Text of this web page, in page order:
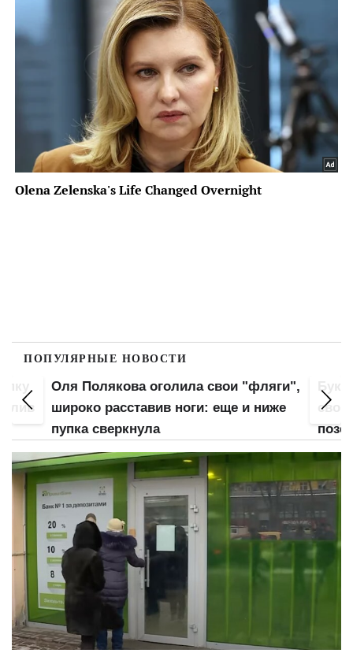
ПОПУЛЯРНЫЕ НОВОСТИ
Оля Полякова оголила свои "фляги",
широко расставив ноги: еще и ниже
пупка сверкнула